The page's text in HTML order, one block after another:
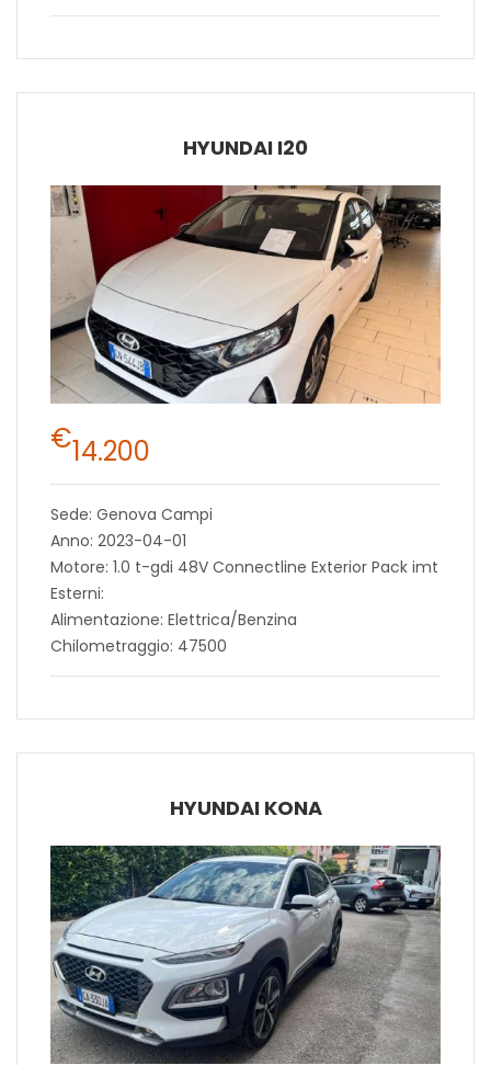
HYUNDAI I20
€14.200
Sede: Genova Campi
Anno: 2023-04-01
Motore: 1.0 t-gdi 48V Connectline Exterior Pack imt
Esterni:
Alimentazione: Elettrica/Benzina
Chilometraggio: 47500
HYUNDAI KONA